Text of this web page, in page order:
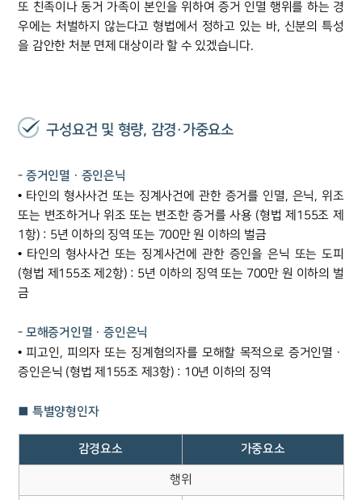
또 친족이나 동거 가족이 본인을 위하여 증거 인멸 행위를 하는 경
우에는 처벌하지 않는다고 형법에서 정하고 있는 바, 신분의 특성
을 감안한 처분 면제 대상이라 할 수 있겠습니다.
구성요건 및 형량, 감경·가중요소
- 증거인멸ㆍ증인은닉
• 타인의 형사사건 또는 징계사건에 관한 증거를 인멸, 은닉, 위조
또는 변조하거나 위조 또는 변조한 증거를 사용 (형법 제155조 제
1항) : 5년 이하의 징역 또는 700만 원 이하의 벌금
• 타인의 형사사건 또는 징계사건에 관한 증인을 은닉 또는 도피
(형법 제155조 제2항) : 5년 이하의 징역 또는 700만 원 이하의 벌
금
- 모해증거인멸ㆍ증인은닉
• 피고인, 피의자 또는 징계혐의자를 모해할 목적으로 증거인멸ㆍ
증인은닉 (형법 제155조 제3항) : 10년 이하의 징역
■ 특별양형인자
감경요소 가중요소
행위